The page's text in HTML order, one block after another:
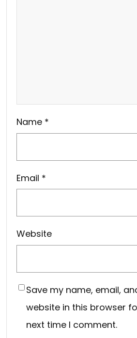
Name *
Email *
Website
Save my name, email,
website in this browser
next time I comment.